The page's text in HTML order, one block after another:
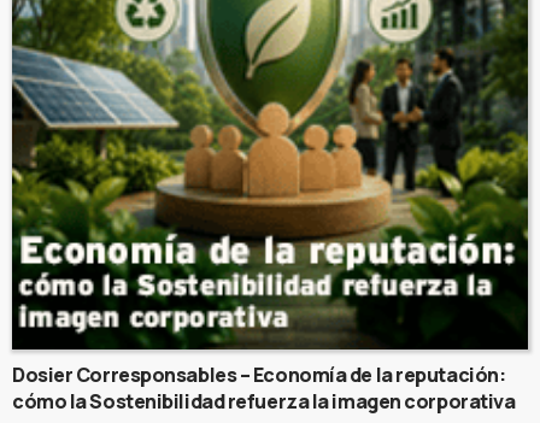
Dosier Corresponsables – Economía de la reputación:
cómo la Sostenibilidad refuerza la imagen corporativa